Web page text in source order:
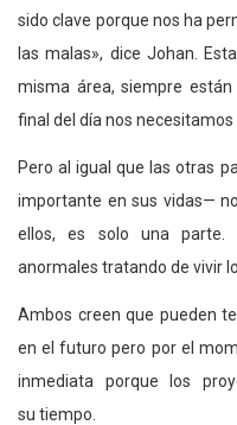
sido clave porque nos ha
las malas», dice Johan.
misma área, siempre están
final del día nos
Pero al igual que las otras
importante en sus vidas—
ellos, es solo una parte.
anormales tratando de vivir
Ambos creen que pueden
en el futuro pero por el
inmediata porque los
su tiempo.